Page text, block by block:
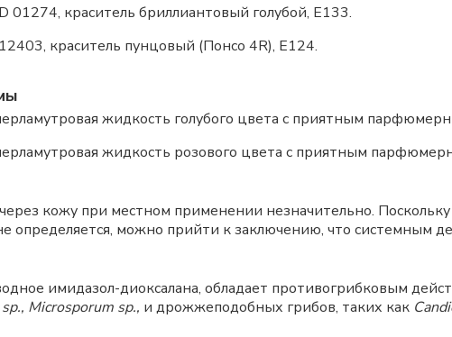
краситель бриллиантовый голубой, Е133.
краситель пунцовый (Понсо 4R), E124.
жидкость голубого цвета с приятным
жидкость розового цвета с приятным
кожу при местном применении незначительно.
определяется, можно прийти к заключению, что системным
имидазол-диоксалана, обладает противогрибковым
Microsporum sp., и дрожжеподобных грибов, таких как